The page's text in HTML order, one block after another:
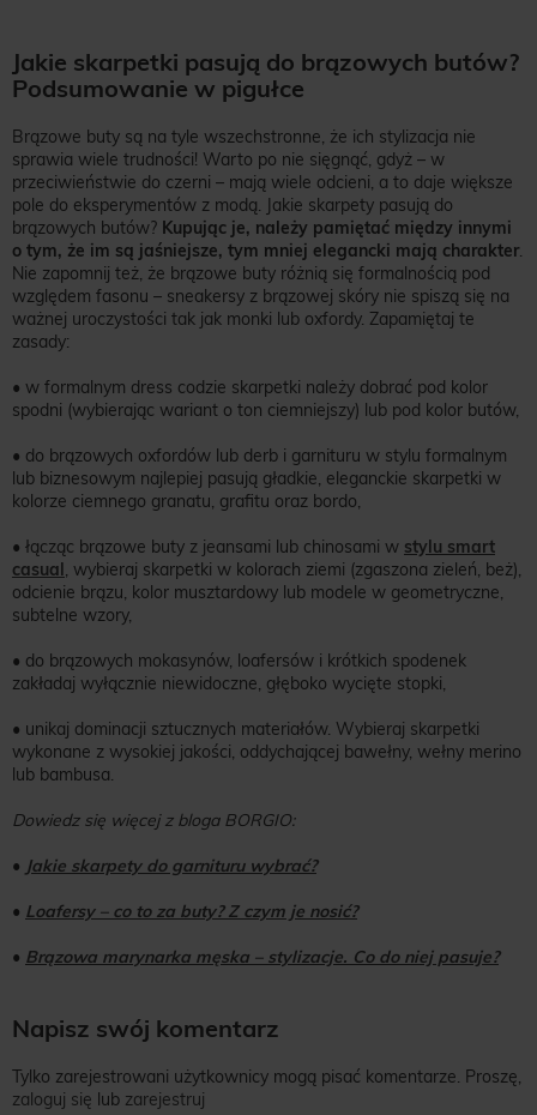
Jakie skarpetki pasują do brązowych butów?
Podsumowanie w pigułce
Brązowe buty są na tyle wszechstronne, że ich stylizacja nie
sprawia wiele trudności! Warto po nie sięgnąć, gdyż – w
przeciwieństwie do czerni – mają wiele odcieni, a to daje większe
pole do eksperymentów z modą. Jakie skarpety pasują do
brązowych butów? Kupując je, należy pamiętać między innymi
o tym, że im są jaśniejsze, tym mniej elegancki mają charakter.
Nie zapomnij też, że brązowe buty różnią się formalnością pod
względem fasonu – sneakersy z brązowej skóry nie spiszą się na
ważnej uroczystości tak jak monki lub oxfordy. Zapamiętaj te
zasady:
• w formalnym dress codzie skarpetki należy dobrać pod kolor
spodni (wybierając wariant o ton ciemniejszy) lub pod kolor butów,
• do brązowych oxfordów lub derb i garnituru w stylu formalnym
lub biznesowym najlepiej pasują gładkie, eleganckie skarpetki w
kolorze ciemnego granatu, grafitu oraz bordo,
• łącząc brązowe buty z jeansami lub chinosami w stylu smart
casual, wybieraj skarpetki w kolorach ziemi (zgaszona zieleń, beż),
odcienie brązu, kolor musztardowy lub modele w geometryczne,
subtelne wzory,
• do brązowych mokasynów, loafersów i krótkich spodenek
zakładaj wyłącznie niewidoczne, głęboko wycięte stopki,
• unikaj dominacji sztucznych materiałów. Wybieraj skarpetki
wykonane z wysokiej jakości, oddychającej bawełny, wełny merino
lub bambusa.
Dowiedz się więcej z bloga BORGIO:
• Jakie skarpety do garnituru wybrać?
• Loafersy – co to za buty? Z czym je nosić?
• Brązowa marynarka męska – stylizacje. Co do niej pasuje?
Napisz swój komentarz
Tylko zarejestrowani użytkownicy mogą pisać komentarze. Proszę,
zaloguj się lub zarejestruj